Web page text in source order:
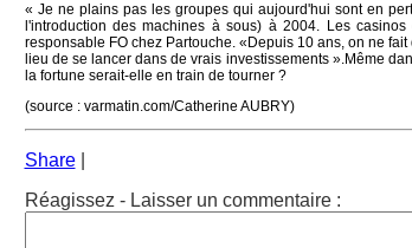
« Je ne plains pas les groupes qui aujourd'hui sont en
l'introduction des machines à sous) à 2004. Les
responsable FO chez Partouche. «Depuis 10 ans, on ne
lieu de se lancer dans de vrais investissements ».Même
la fortune serait-elle en train de tourner ?
(source : varmatin.com/Catherine AUBRY)
Share
Réagissez - Laisser un commentaire :